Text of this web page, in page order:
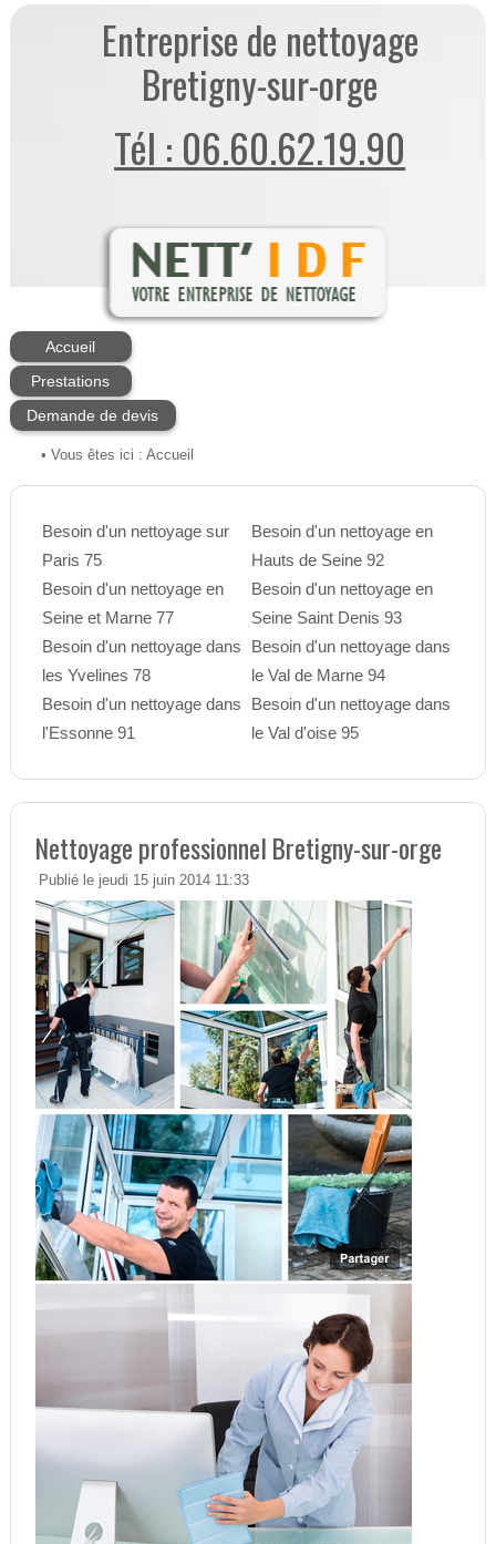
Entreprise de nettoyage
Bretigny-sur-orge
Tél : 06.60.62.19.90
Accueil
Prestations
Demande de devis
• Vous êtes ici : Accueil
Besoin d'un nettoyage sur
Paris 75
Besoin d'un nettoyage en
Seine et Marne 77
Besoin d'un nettoyage dans
les Yvelines 78
Besoin d'un nettoyage dans
l'Essonne 91
Besoin d'un nettoyage en
Hauts de Seine 92
Besoin d'un nettoyage en
Seine Saint Denis 93
Besoin d'un nettoyage dans
le Val de Marne 94
Besoin d'un nettoyage dans
le Val d'oise 95
Nettoyage professionnel Bretigny-sur-orge
Publié le jeudi 15 juin 2014 11:33